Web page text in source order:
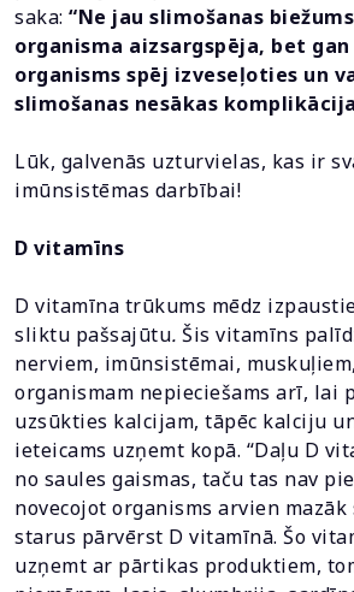
saka: “Ne jau slimošanas
organisma aizsargspēja, bet
organisms spēj izveseļoties un
slimošanas nesākas
Lūk, galvenās uzturvielas, kas ir
imūnsistēmas darbībai!
D vitamīns
D vitamīna trūkums mēdz
sliktu pašsajūtu. Šis vitamīns
nerviem, imūnsistēmai,
organismam nepieciešams arī, lai
uzsūkties kalcijam, tāpēc kalciju
ieteicams uzņemt kopā. “Daļu D
no saules gaismas, taču tas nav
novecojot organisms arvien mazāk
starus pārvērst D vitamīnā. Šo
uzņemt ar pārtikas produktiem,